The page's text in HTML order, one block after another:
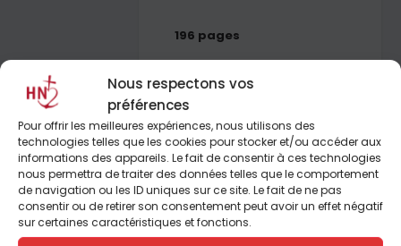
Nous respectons vos
préférences
Pour offrir les meilleures expériences, nous utilisons des
technologies telles que les cookies pour stocker et/ou accéder aux
informations des appareils. Le fait de consentir à ces technologies
nous permettra de traiter des données telles que le comportement
de navigation ou les ID uniques sur ce site. Le fait de ne pas
consentir ou de retirer son consentement peut avoir un effet négatif
sur certaines caractéristiques et fonctions.
196 pages
Les Catholiques doivent-ils
et peuvent-ils encore agir en
politique ? Question simple
dans sa formulation, mais
complexe dans sa ou ses
réponses, dans la mesure